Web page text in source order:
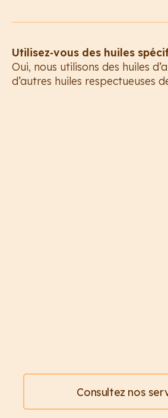
Utilisez‑vous des huiles
Oui, nous utilisons des huiles
d’autres huiles respectueuses
Consultez nos